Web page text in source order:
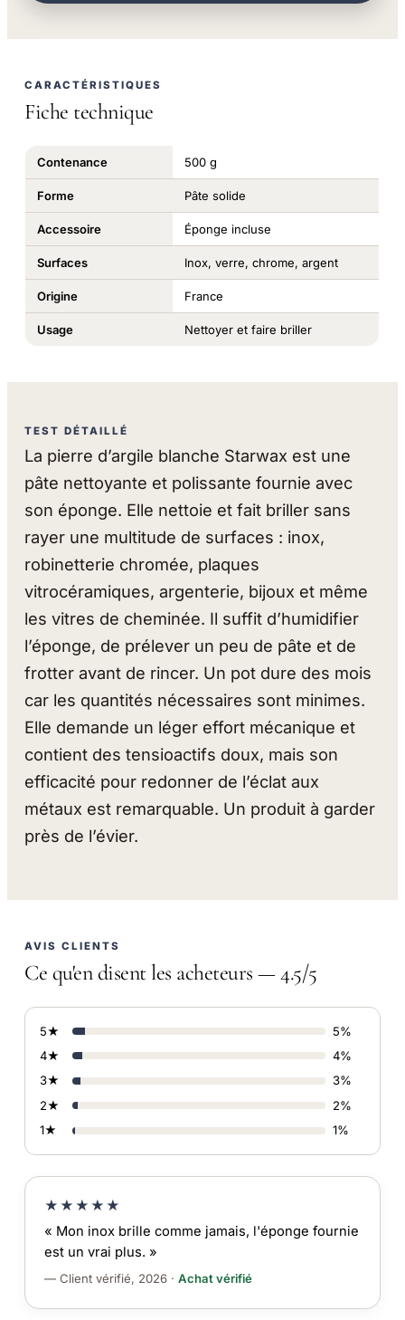
CARACTÉRISTIQUES
Fiche technique
Contenance 500 g
Forme Pâte solide
Accessoire Éponge incluse
Surfaces Inox, verre, chrome, argent
Origine France
Usage Nettoyer et faire briller
TEST DÉTAILLÉ
La pierre d’argile blanche Starwax est une
pâte nettoyante et polissante fournie avec
son éponge. Elle nettoie et fait briller sans
rayer une multitude de surfaces : inox,
robinetterie chromée, plaques
vitrocéramiques, argenterie, bijoux et même
les vitres de cheminée. Il suffit d’humidifier
l’éponge, de prélever un peu de pâte et de
frotter avant de rincer. Un pot dure des mois
car les quantités nécessaires sont minimes.
Elle demande un léger effort mécanique et
contient des tensioactifs doux, mais son
efficacité pour redonner de l’éclat aux
métaux est remarquable. Un produit à garder
près de l’évier.
AVIS CLIENTS
Ce qu'en disent les acheteurs — 4.5/5
5★
5%
4★
4%
3★
3%
2★
2%
1★
1%
★★★★★
« Mon inox brille comme jamais, l'éponge fournie
est un vrai plus. »
— Client vérifié, 2026 · Achat vérifié